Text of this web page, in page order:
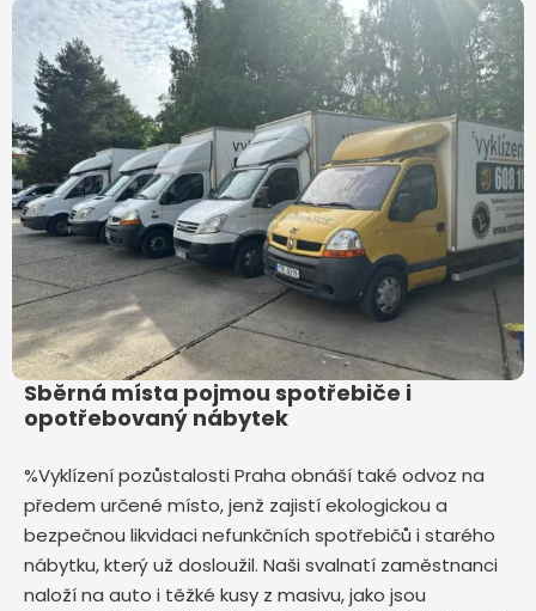
Sběrná místa pojmou spotřebiče i
opotřebovaný nábytek
%Vyklízení pozůstalosti Praha obnáší také odvoz na
předem určené místo, jenž zajistí ekologickou a
bezpečnou likvidaci nefunkčních spotřebičů i starého
nábytku, který už dosloužil. Naši svalnatí zaměstnanci
naloží na auto i těžké kusy z masivu, jako jsou